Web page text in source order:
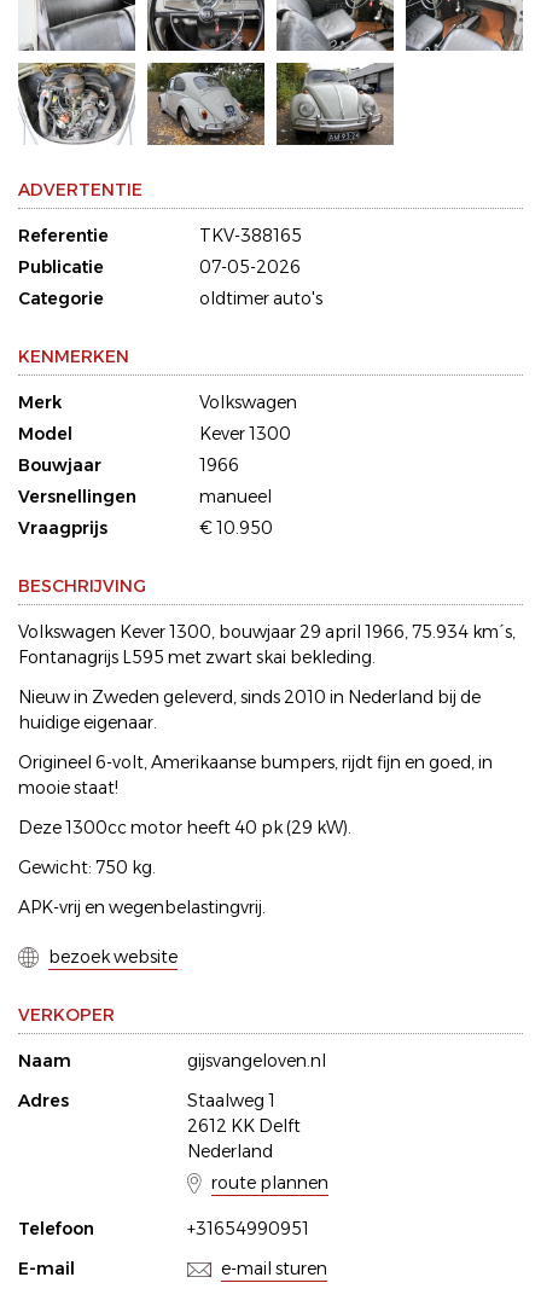
ADVERTENTIE
Referentie
TKV-388165
Publicatie
07-05-2026
Categorie
oldtimer auto's
KENMERKEN
Merk
Volkswagen
Model
Kever 1300
Bouwjaar
1966
Versnellingen
manueel
Vraagprijs
€ 10.950
BESCHRIJVING
Volkswagen Kever 1300, bouwjaar 29 april 1966, 75.934 km´s,
Fontanagrijs L595 met zwart skai bekleding.
Nieuw in Zweden geleverd, sinds 2010 in Nederland bij de
huidige eigenaar.
Origineel 6-volt, Amerikaanse bumpers, rijdt fijn en goed, in
mooie staat!
Deze 1300cc motor heeft 40 pk (29 kW).
Gewicht: 750 kg.
APK-vrij en wegenbelastingvrij.
bezoek website
VERKOPER
Naam
gijsvangeloven.nl
Adres
Staalweg 1
2612 KK Delft
Nederland
route plannen
Telefoon
+31654990951
E-mail
e-mail sturen